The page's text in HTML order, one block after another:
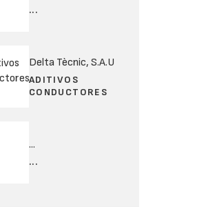
...
Delta Tècnic, S.A.U
ADITIVOS
CONDUCTORES
...
...